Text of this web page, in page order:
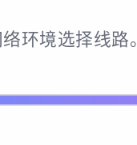
环境选择线路。